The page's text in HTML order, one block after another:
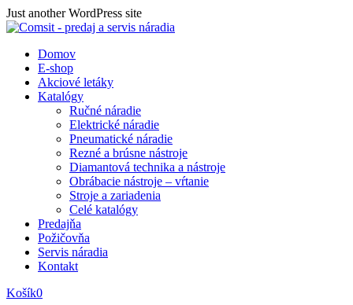
Skip
to
Just another WordPress site
Domov
E-shop
Akciové letáky
Katalógy
Ručné náradie
Elektrické náradie
Pneumatické náradie
Rezné a brúsne nástroje
Diamantová technika a nástroje
Obrábacie nástroje – vŕtanie
Stroje a zariadenia
Celé katalógy
Predajňa
Požičovňa
Servis náradia
Kontakt
Košík0